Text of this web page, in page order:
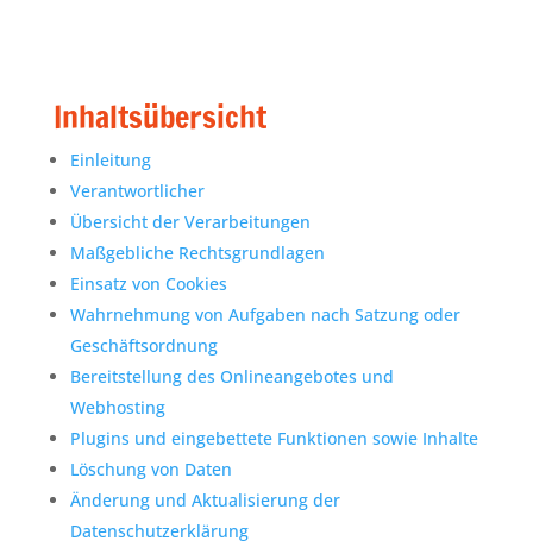
Inhaltsübersicht
Einleitung
Verantwortlicher
Übersicht der Verarbeitungen
Maßgebliche Rechtsgrundlagen
Einsatz von Cookies
Wahrnehmung von Aufgaben nach Satzung oder
Geschäftsordnung
Bereitstellung des Onlineangebotes und
Webhosting
Plugins und eingebettete Funktionen sowie Inhalte
Löschung von Daten
Änderung und Aktualisierung der
Datenschutzerklärung